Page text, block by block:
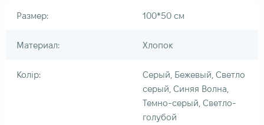
Размер: 100*50 см
Материал: Хлопок
Колір:
Серый, Бежевый, Светло
серый, Синяя Волна,
Темно-серый, Светло-
голубой